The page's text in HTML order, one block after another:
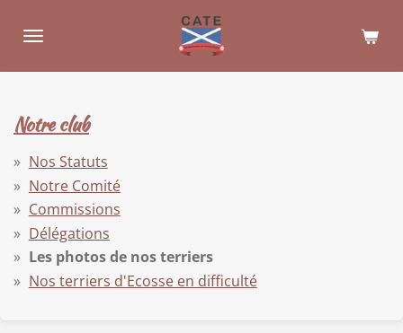
au
Notre club
Nos Statuts
Notre Comité
Commissions
Délégations
Les photos de nos terriers
Nos terriers d'Ecosse en difficulté